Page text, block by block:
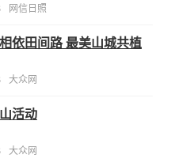
网信日照
依田间路 最美山城共植
大众网
活动
大众网